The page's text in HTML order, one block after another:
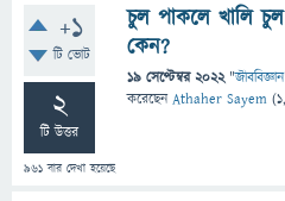
+1
টি ভোট
2
টি উত্তর
961 বার দেখা হয়েছে
চুল পাকলে খালি
কেন?
19 সেপ্টেম্বর 2022 "জীববিজ্ঞান
করেছেনAthaher Sayem (